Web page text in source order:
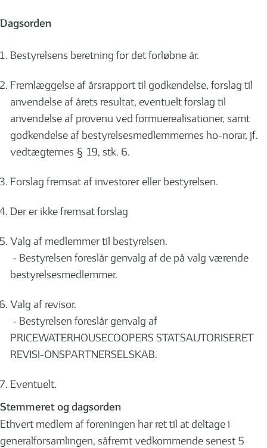
Dagsorden
Bestyrelsens beretning for det forløbne år.
Fremlæggelse af årsrapport til godkendelse, forslag til
anvendelse af årets resultat, eventuelt forslag til
anvendelse af provenu ved formuerealisationer, samt
godkendelse af bestyrelsesmedlemmernes ho-norar, jf.
vedtægternes § 19, stk. 6.
Forslag fremsat af investorer eller bestyrelsen.
Der er ikke fremsat forslag
Valg af medlemmer til bestyrelsen.
- Bestyrelsen foreslår genvalg af de på valg værende
bestyrelsesmedlemmer.
Valg af revisor.
- Bestyrelsen foreslår genvalg af
PRICEWATERHOUSECOOPERS STATSAUTORISERET
REVISI-ONSPARTNERSELSKAB.
Eventuelt.
Stemmeret og dagsorden
Ethvert medlem af foreningen har ret til at deltage i
generalforsamlingen, såfremt vedkommende senest 5